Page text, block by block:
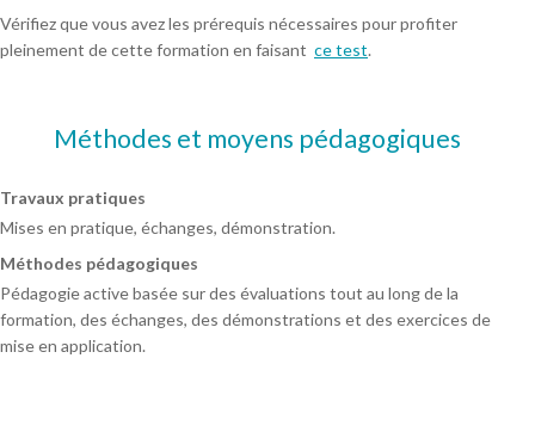
Vérifiez que vous avez les prérequis nécessaires pour profiter
pleinement de cette formation en faisant ce test.
Méthodes et moyens pédagogiques
Travaux pratiques
Mises en pratique, échanges, démonstration.
Méthodes pédagogiques
Pédagogie active basée sur des évaluations tout au long de la
formation, des échanges, des démonstrations et des exercices de
mise en application.